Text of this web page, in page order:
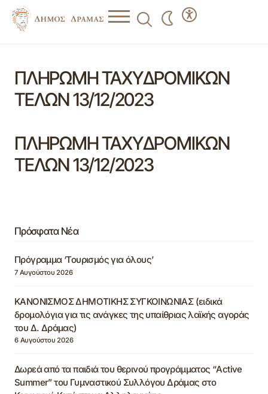
ΠΛΗΡΩΜΗ ΤΑΧΥΔΡΟΜΙΚΩΝ
ΤΕΛΩΝ 13/12/2023
ΠΛΗΡΩΜΗ ΤΑΧΥΔΡΟΜΙΚΩΝ
ΤΕΛΩΝ 13/12/2023
Πρόσφατα Νέα
Πρόγραμμα ‘Τουρισμός για όλους’
7 Αυγούστου 2026
ΚΑΝΟΝΙΣΜΟΣ ΔΗΜΟΤΙΚΗΣ ΣΥΓΚΟΙΝΩΝΙΑΣ (ειδικά
δρομολόγια για τις ανάγκες της υπαίθριας λαϊκής αγοράς
του Δ. Δράμας)
6 Αυγούστου 2026
Δωρεά από τα παιδιά του θερινού προγράμματος “Active
Summer” του Γυμναστικού Συλλόγου Δράμας στο